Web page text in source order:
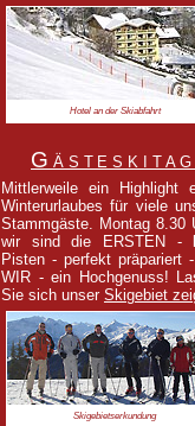
Hotel an der Skiabfahrt
Mittlerweile ein Highlight
Winterurlaubes für viele
Stammgäste. Montag 8.30
wir sind die ERSTEN -
Pisten - perfekt präpariert
WIR - ein Hochgenuss!
Sie sich unser Skigebiet
Skigebietserkundung